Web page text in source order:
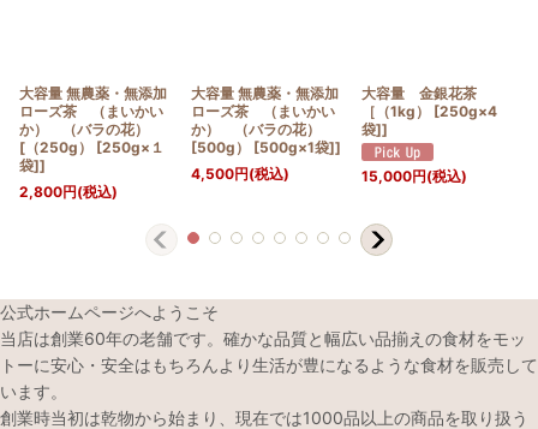
大容量 無農薬・無添加
ローズ茶 （まいかい
か） （バラの花）
[（250g） [250g×１
袋]]
2,800円(税込)
大容量 無農薬・無添加
ローズ茶 （まいかい
か） （バラの花）
[500g） [500g×1袋]]
4,500円(税込)
大容量 金銀花茶
［（1kg） [250g×4
袋]]
15,000円(税込)
公式ホームページへようこそ
当店は創業60年の老舗です。確かな品質と幅広い品揃えの食材をモッ
トーに安心・安全はもちろんより生活が豊になるような食材を販売して
います。
創業時当初は乾物から始まり、現在では1000品以上の商品を取り扱う